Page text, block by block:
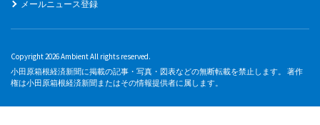
メールニュース登録
Copyright 2026 Ambient All rights reserved.
小田原箱根経済新聞に掲載の記事・写真・図表などの無断転載を禁止します。 著作
権は小田原箱根経済新聞またはその情報提供者に属します。